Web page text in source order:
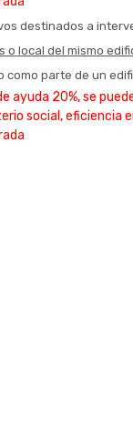
destinados a
o local del mismo
como parte de un
ayuda 20%, se
social, eficiencia